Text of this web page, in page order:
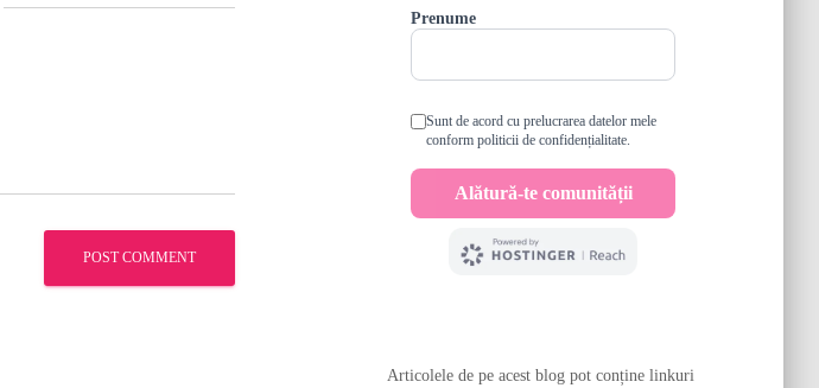
Articolele de pe acest blog pot conține linkuri